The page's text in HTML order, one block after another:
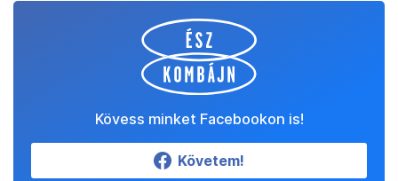
Kövess minket Facebookon is!
Követem!